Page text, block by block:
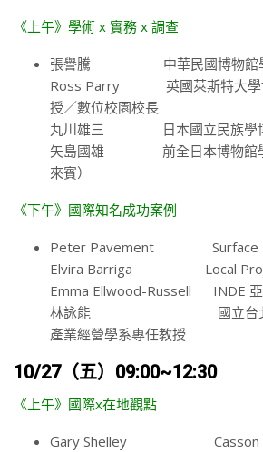
《上午》學術 x 實務 x 調查
張譽騰 中華民國博物館學
Ross Parry 英國萊斯特大學
授／數位校園校長
丸川雄三 日本國立民族學博
矢島國雄 前全日本博物館學
來賓）
《下午》國際知名成功案例
Peter Pavement Surface
Elvira Barriga Local
Emma Ellwood-Russell INDE 亞
林詠能 國立台北教育
產業經營學系專任教授
10/27（五）09:00~12:30
《上午》國際x在地觀點
Gary Shelley Casson